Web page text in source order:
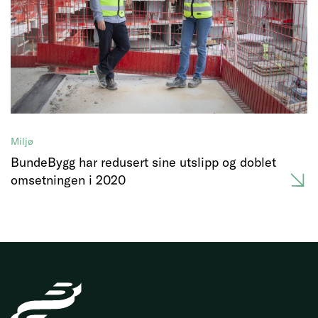
Miljø
BundeBygg har redusert sine utslipp og doblet
omsetningen i 2020
BundeGruppen
AS